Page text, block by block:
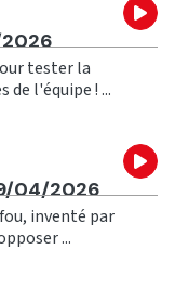
tester la
de l'équipe ! ...
04/2026
inventé par
...